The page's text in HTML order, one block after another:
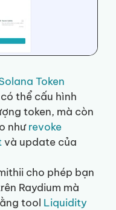
Token
thể cấu hình
token, mà còn
nhưrevoke
và update của
cho phép bạn
Raydium mà
tool Liquidity